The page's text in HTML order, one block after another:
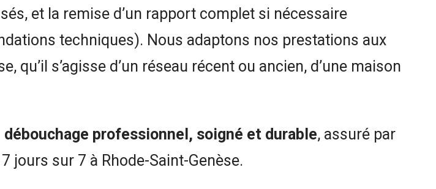
et la remise d’un rapport complet si nécessaire
techniques). Nous adaptons nos prestations aux
s’agisse d’un réseau récent ou ancien, d’une maison
débouchage professionnel, soigné et durable, assuré par
jours sur 7 à Rhode-Saint-Genèse.